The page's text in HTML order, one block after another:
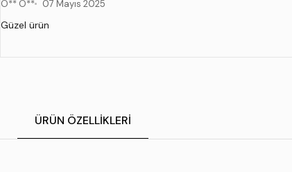
Ö** Ö** 07 Mayıs 2025
Güzel ürün
ÜRÜN ÖZELLIKLERI